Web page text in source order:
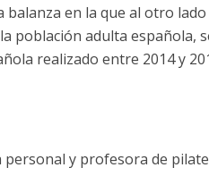
en la que al otro
población adulta española,
realizado entre 2014 y
y profesora de